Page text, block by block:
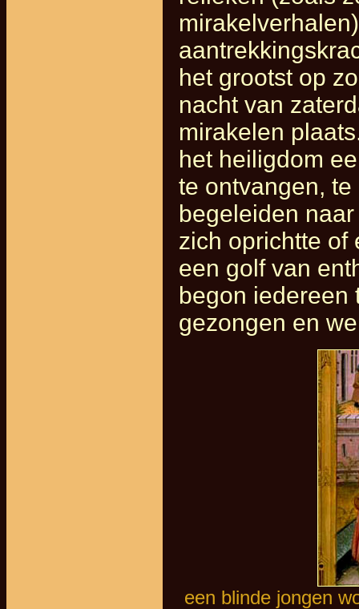
het grootst op
nacht van
mirakelen
het heiligdom
te ontvangen,
begeleiden
zich oprichtte of
een golf van
begon iedereen
gezongen en
een blinde jongen